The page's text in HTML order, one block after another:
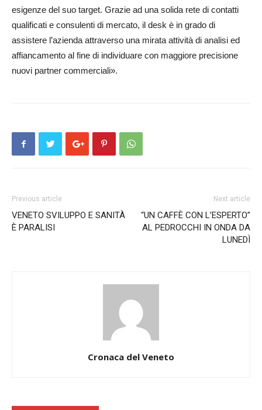
esigenze del suo target. Grazie ad una solida rete di contatti
qualificati e consulenti di mercato, il desk è in grado di
assistere l’azienda attraverso una mirata attività di analisi ed
affiancamento al fine di individuare con maggiore precisione
nuovi partner commerciali».
Previous article
VENETO SVILUPPO E SANITÀ
È PARALISI
Next article
“UN CAFFÈ CON L’ESPERTO”
AL PEDROCCHI IN ONDA DA
LUNEDÌ
Cronaca del Veneto